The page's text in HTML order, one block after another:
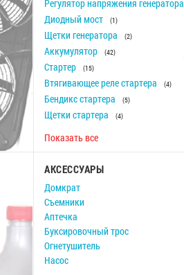
Регулятор напряжения генератора
Диодный мост (1)
Щетки генератора (2)
Аккумулятор (42)
Стартер (15)
Втягивающее реле стартера (4)
Бендикс стартера (5)
Щетки стартера (4)
Показать все
АКСЕССУАРЫ
Домкрат
Съемники
Аптечка
Буксировочный трос
Огнетушитель
Насос